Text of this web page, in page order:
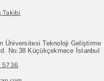
Takibi
Üniversitesi Teknoloji Geliştirme
No:38 Küçükçekmece İstanbul
5736